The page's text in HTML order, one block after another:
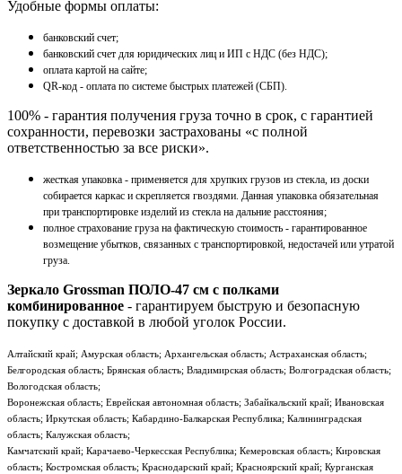
Удобные формы оплаты:
банковский счет;
банковский счет для юридических лиц и ИП с НДС (без НДС);
оплата картой на сайте;
QR-код - оплата по системе быстрых платежей (СБП).
100% - гарантия получения груза точно в срок, с гарантией
сохранности, перевозки застрахованы «с полной
ответственностью за все риски».
жесткая упаковка - применяется для хрупких грузов из стекла, из доски
собирается каркас и скрепляется гвоздями. Данная упаковка обязательная
при транспортировке изделий из стекла на дальние расстояния;
полное страхование груза на фактическую стоимость - гарантированное
возмещение убытков, связанных с транспортировкой, недостачей или утратой
груза.
Зеркало Grossman ПОЛО-47 см с полками
комбинированное - гарантируем быструю и безопасную
покупку с доставкой в любой уголок России.
Алтайский край; Амурская область; Архангельская область; Астраханская область;
Белгородская область; Брянская область; Владимирская область; Волгоградская область;
Вологодская область;
Воронежская область; Еврейская автономная область; Забайкальский край; Ивановская
область; Иркутская область; Кабардино-Балкарская Республика; Калининградская
область; Калужская область;
Камчатский край; Карачаево-Черкесская Республика; Кемеровская область; Кировская
область; Костромская область; Краснодарский край; Красноярский край; Курганская